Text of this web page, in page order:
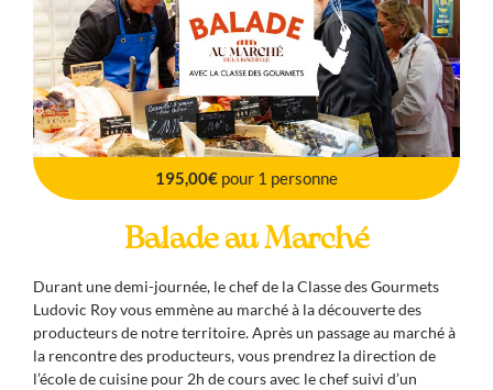
195,00€ pour 1 personne
Balade au Marché
Durant une demi-journée, le chef de la Classe des Gourmets
Ludovic Roy vous emmène au marché à la découverte des
producteurs de notre territoire. Après un passage au marché à
la rencontre des producteurs, vous prendrez la direction de
l’école de cuisine pour 2h de cours avec le chef suivi d’un